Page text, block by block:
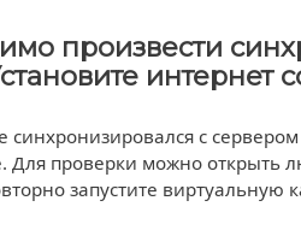
произвести
интернет
с
проверки можно открыть
запустите виртуальную